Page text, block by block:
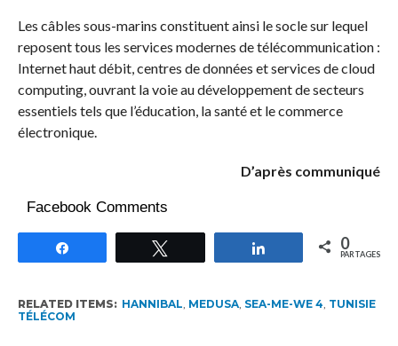
Les câbles sous-marins constituent ainsi le socle sur lequel
reposent tous les services modernes de télécommunication :
Internet haut débit, centres de données et services de cloud
computing, ouvrant la voie au développement de secteurs
essentiels tels que l’éducation, la santé et le commerce
électronique.
D’après communiqué
Facebook Comments
Partagez 0
PARTAGES
RELATED ITEMS: HANNIBAL, MEDUSA, SEA-ME-WE 4, TUNISIE
TÉLÉCOM